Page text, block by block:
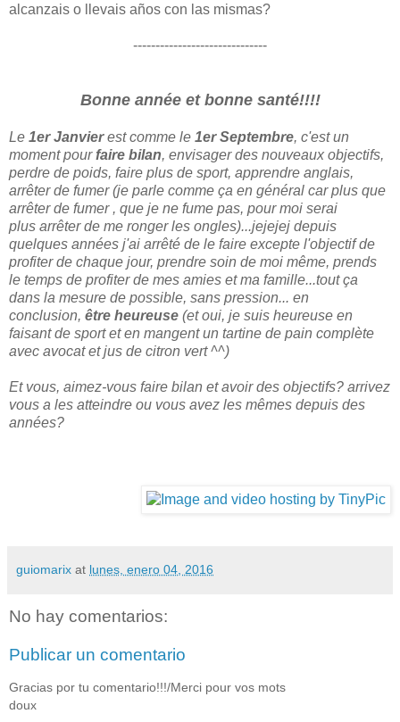
alcanzais o llevais años con las mismas?
------------------------------
Bonne année et bonne santé!!!!
Le 1er Janvierest comme le 1er Septembre, c'est un
moment pourfaire bilan, envisager des nouveaux objectifs,
perdre de poids, faire plus de sport, apprendre anglais,
arrêter de fumer (je parle comme ça en général car plus que
arrêter de fumer , que je ne fume pas, pour moi serai
plus arrêter de me ronger les ongles)...jejejej depuis
quelques années j'ai arrêté de le faire excepte l'objectif de
profiter de chaque jour, prendre soin de moi même, prends
le temps de profiter de mes amies et ma famille...tout ça
dans la mesure de possible, sans pression... en
conclusion, être heureuse (et oui, je suis heureuse en
faisant de sport et en mangent un tartine de pain complète
avec avocat et jus de citron vert ^^)
Et vous, aimez-vous faire bilan et avoir des objectifs? arrivez
vous a les atteindre ou vous avez les mêmes depuis des
années?
guiomarix at lunes, enero 04, 2016
No hay comentarios:
Publicar un comentario
Gracias por tu comentario!!!/Merci pour vos mots
doux